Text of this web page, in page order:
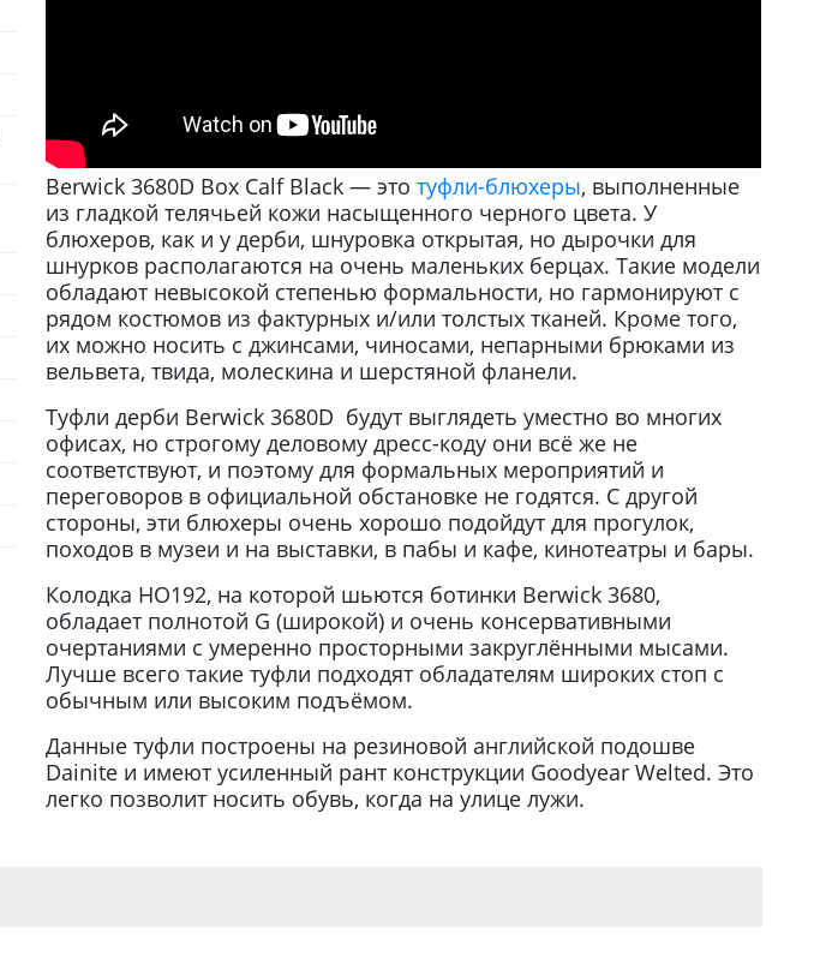
Berwick 3680D Box Calf Black — этотуфли-блюхеры, выполненные
из гладкой телячьей кожи насыщенного черного цвета. У
блюхеров, как и у дерби, шнуровка открытая, но дырочки для
шнурков располагаются на очень маленьких берцах. Такие модели
обладают невысокой степенью формальности, но гармонируют с
рядом костюмов из фактурных и/или толстых тканей. Кроме того,
их можно носить с джинсами, чиносами, непарными брюками из
вельвета, твида, молескина и шерстяной фланели.
Туфли дерби Berwick 3680D будут выглядеть уместно во многих
офисах, но строгому деловому дресс-коду они всё же не
соответствуют, и поэтому для формальных мероприятий и
переговоров в официальной обстановке не годятся. С другой
стороны, эти блюхеры очень хорошо подойдут для прогулок,
походов в музеи и на выставки, в пабы и кафе, кинотеатры и бары.
Колодка HO192, на которой шьются ботинки Berwick 3680,
обладает полнотой G (широкой) и очень консервативными
очертаниями с умеренно просторными закруглёнными мысами.
Лучше всего такие туфли подходят обладателям широких стоп с
обычным или высоким подъёмом.
Данные туфли построены на резиновой английской подошве
Dainite и имеют усиленный рант конструкции Goodyear Welted. Это
легко позволит носить обувь, когда на улице лужи.